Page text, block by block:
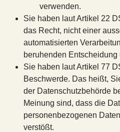
verwenden.
Sie haben laut Artikel 22
das Recht, nicht einer
automatisierten
beruhenden
Sie haben laut Artikel 77
Beschwerde. Das heißt,
der Datenschutzbehörde
Meinung sind, dass die
personenbezogenen
verstößt.